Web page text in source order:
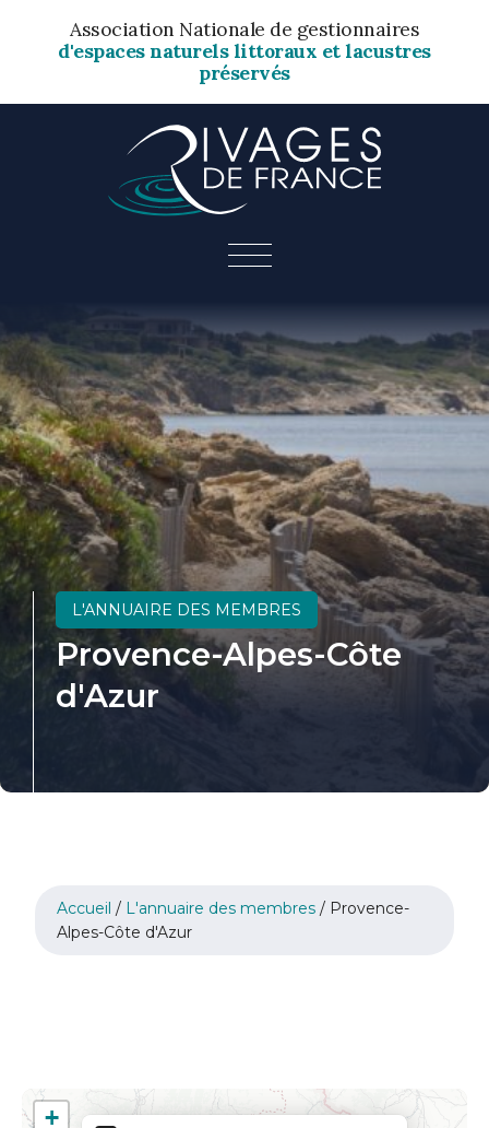
Association Nationale de gestionnaires
d'espaces naturels littoraux et lacustres
préservés
L'ANNUAIRE DES MEMBRES
Provence-Alpes-Côte
d'Azur
Accueil / L'annuaire des membres / Provence-
Alpes-Côte d'Azur
Resultat carte
+